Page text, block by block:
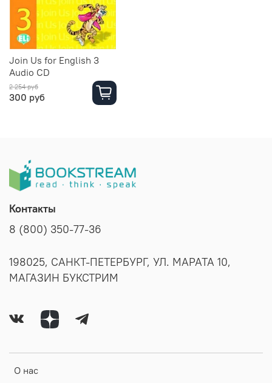
Join Us for English 3
Audio CD
2 254 руб
300 руб
О нас
Контакты
8 (800) 350-77-36
198025, САНКТ-ПЕТЕРБУРГ, УЛ. МАРАТА 10,
МАГАЗИН БУКСТРИМ